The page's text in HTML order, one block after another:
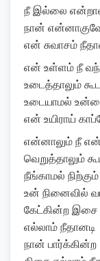
நீ இல்லை
நான்
என் சுவாசம்
என் உள்ளம் நீ
உடைத்தாலும் கூட
உடையாமல்
என் உயிராய்
என்னாலும் நீ
வெறுத்தாலும் கூட
நீங்காமல் நிற்கும்
உன் நினைவில்
கேட்கின்ற இசை
எல்லாம் நீதானடி
நான் பார்க்கின்ற